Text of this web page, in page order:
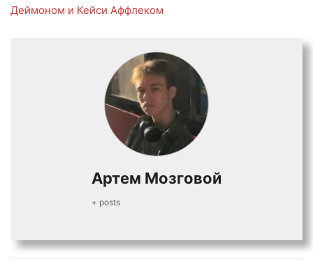
Деймоном и Кейси Аффлеком
Артем Мозговой
+ posts